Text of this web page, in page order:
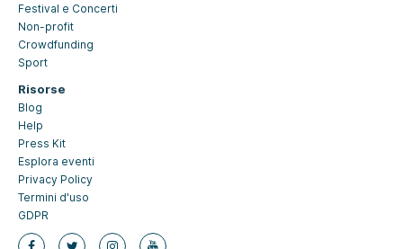
Festival e Concerti
Non-profit
Crowdfunding
Sport
Risorse
Blog
Help
Press Kit
Esplora eventi
Privacy Policy
Termini d'uso
GDPR